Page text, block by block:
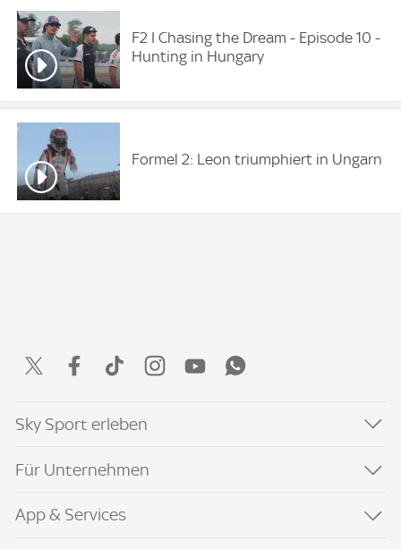
F2 I Chasing the Dream - Episode 10 -
Hunting in Hungary
Formel 2: Leon triumphiert in Ungarn
Sky Sport erleben
Für Unternehmen
App & Services